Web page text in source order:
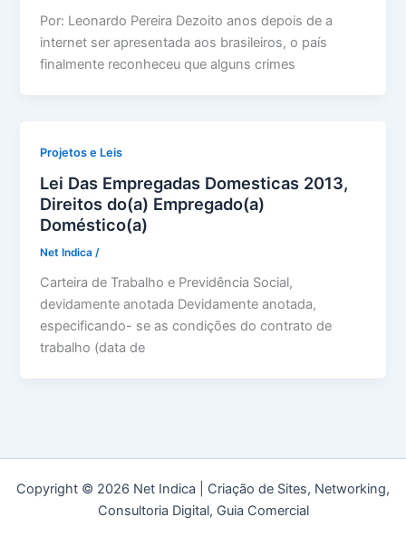
Por: Leonardo Pereira Dezoito anos depois de a
internet ser apresentada aos brasileiros, o país
finalmente reconheceu que alguns crimes
Projetos e Leis
Lei Das Empregadas Domesticas 2013,
Direitos do(a) Empregado(a)
Doméstico(a)
Net Indica/
Carteira de Trabalho e Previdência Social,
devidamente anotada Devidamente anotada,
especificando- se as condições do contrato de
trabalho (data de
Copyright © 2026 Net Indica | Criação de Sites, Networking,
Consultoria Digital, Guia Comercial